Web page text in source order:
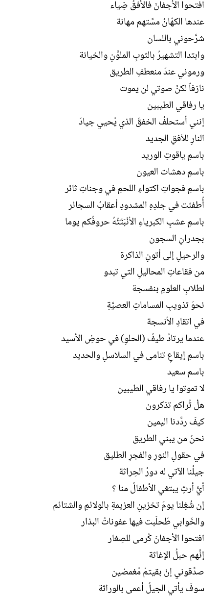
افتحوا الأجفانَ فالأفقُ ضِياء
عندها الكهّانُ مسَّتهم مهانة
شرَّحوني باللسان
وابتدا التشهيرُ بالثوبِ الملوَّنِ والخيانة
ورموني عندَ منعطفِ الطريق
نازفاً لكنَّ صوتي لن يموت
يا رفاقي الطيبين
إنني أستحلفُ الخفقَ الذي يُحيي جيادَ
النارِ للأفقِ الجديد
باسمِ ياقوتِ الوريد
باسمِ دهشات العيون
باسمِ فجواتِ اكتواءِ اللحمِ في وجناتِ ثائر
أُطفئت في جلدِهِ المشدودِ أعقابُ السجائر
باسمِ عشبِ الكبرياءِ الأنْبَتَتُهُ حروفُكم يوما
بجدرانِ السجون
والرحيلِ إلى أتونِ الذاكرة
من فقاعاتِ المحاليلِ التي تبدو
لطلابِ العلومِ بنفسجة
نحوَ تذويبِ المساماتِ العصيَّةِ
في اتقادِ الأنسجة
عندما يرتادُ طيفُ (الحلوِ) في حوضِ الأسيد
باسمِ إيقاعٍ تنامى في السلاسلِ والحديد
باسم سعيد
لا تموتوا يا رفاقي الطيبين
هلْْ تُراكم تذكرون
كيفَ ردَّدنا اليمين
نحنُ من يبني الطريق
في حقولِ النورِ والفجرِ الطليق
جيلُنا الآتي له دورُ الحِراثة
أيُّ أرثٍ يبتغي الأطفالُ منا ؟
إن شُغِلنا يومَ تخزينِ العزيمةِ بالولائمِ والشتائم
والخَوابي طَحلَبت فيها عفوناتُ البذار
افتحوا الأجفانَ كُرمى للصِغار
إنَّهم حبلُ الإغاثة
صدِّقوني إنْ بقيتمْ مُغمضين
سوفَ يأتي الجيلُ أعمى بالوراثة